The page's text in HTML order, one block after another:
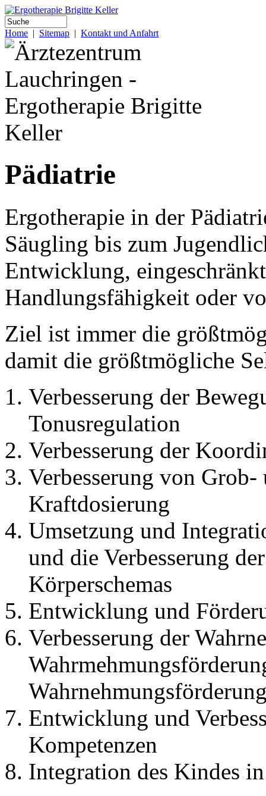
Home | Sitemap | Kontakt und Anfahrt
Pädiatrie
Ergotherapie in der
Säugling bis zum
Entwicklung,
Handlungsfähigkeit oder
Ziel ist immer die
damit die größtmögliche
Verbesserung der
Tonusregulation
Verbesserung der
Verbesserung von
Kraftdosierung
Umsetzung und
und die Verbesserung
Körperschemas
Entwicklung und
Verbesserung der
Entwicklung und
Kompetenzen
Integration des Kindes